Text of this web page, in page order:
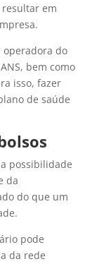
em
operadora do
bem como
isso, fazer
de saúde
possibilidade
da
do que um
pode
da rede